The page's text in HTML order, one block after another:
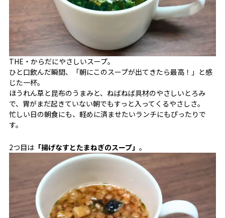
THE・からだにやさしいスープ。
ひと口飲んだ瞬間、「朝にこのスープが出てきたら最高！」と感
じた一杯。
ほうれん草と昆布のうまみと、ねばねば具材のやさしいとろみ
で、胃がまだ起きていない朝でもすっと入ってくるやさしさ。
忙しい日の朝食にも、軽めに済ませたいランチにもぴったりで
す。
2つ目は「揚げなすとたまねぎのスープ」 。